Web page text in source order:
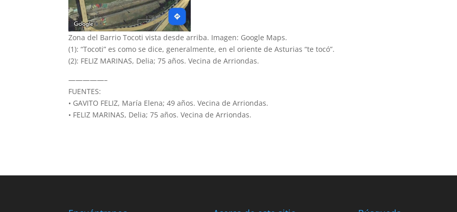
Zona del Barrio Tocoti vista desde arriba. Imagen: Google Maps.
(1): “Tocoti” es como se dice, generalmente, en el oriente de Asturias “te tocó”.
(2): FELIZ MARINAS, Delia; 75 años. Vecina de Arriondas.
—————–
FUENTES:
• GAVITO FELIZ, María Elena; 49 años. Vecina de Arriondas.
• FELIZ MARINAS, Delia; 75 años. Vecina de Arriondas.